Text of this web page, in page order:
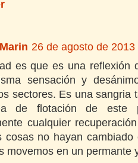
26 de agosto de
es que es una reflexión
sensación y
sectores. Es una sangria
de flotación de este
cualquier
cosas no hayan
movemos en un permante